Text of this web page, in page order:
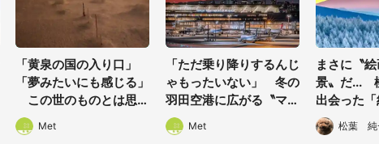
「黄泉の国の入り口」
「夢みたいにも感じる」
この世のものとは思え
ない...山形の〝異景〟に
1万人ぼう然
Met
「ただ乗り降りするんじ
ゃもったいない」 冬の
羽田空港に広がる〝マジ
ックアワーの絶景〟に1.
6万人釘づけ
Met
まさに〝
景〟だ...
出会った
の森」が美
松葉 純